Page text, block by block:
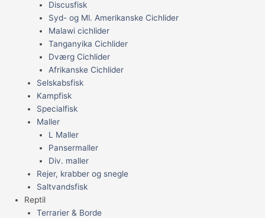
Discusfisk
Syd- og Ml. Amerikanske Cichlider
Malawi cichlider
Tanganyika Cichlider
Dværg Cichlider
Afrikanske Cichlider
Selskabsfisk
Kampfisk
Specialfisk
Maller
L Maller
Pansermaller
Div. maller
Rejer, krabber og snegle
Saltvandsfisk
Reptil
Terrarier & Borde